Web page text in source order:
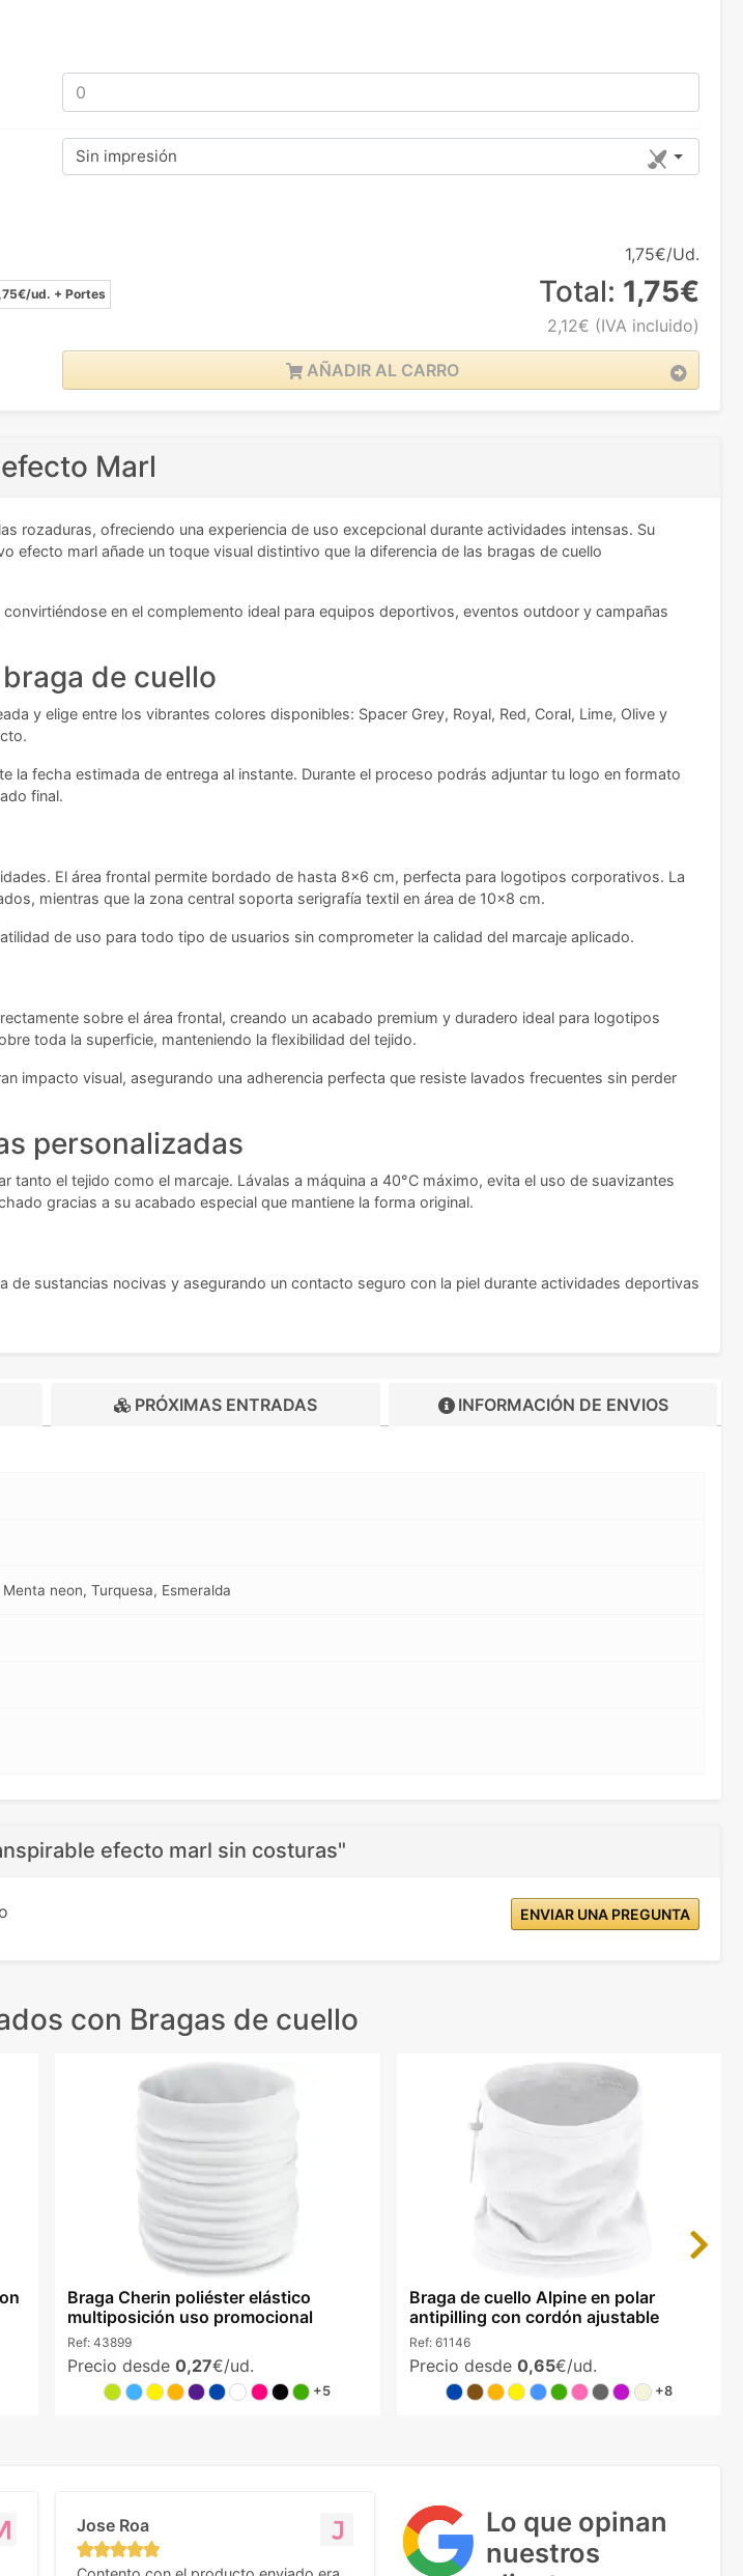
Sin impresión
ud. + Portes
1,75€/Ud.
Total: 1,75€
2,12€ (IVA incluido)
AÑADIR AL CARRO
Marl
rozaduras, ofreciendo una experiencia de uso excepcional durante actividades intensas. Su
efecto marl añade un toque visual distintivo que la diferencia de las bragas de cuello
en el complemento ideal para equipos deportivos, eventos outdoor y campañas
de cuello
y elige entre los vibrantes colores disponibles: Spacer Grey, Royal, Red, Coral, Lime, Olive y
fecha estimada de entrega al instante. Durante el proceso podrás adjuntar tu logo en formato
final.
El área frontal permite bordado de hasta 8x6 cm, perfecta para logotipos corporativos. La
mientras que la zona central soporta serigrafía textil en área de 10x8 cm.
de uso para todo tipo de usuarios sin comprometer la calidad del marcaje aplicado.
sobre el área frontal, creando un acabado premium y duradero ideal para logotipos
toda la superficie, manteniendo la flexibilidad del tejido.
impacto visual, asegurando una adherencia perfecta que resiste lavados frecuentes sin perder
personalizadas
el tejido como el marcaje. Lávalas a máquina a 40°C máximo, evita el uso de suavizantes
gracias a su acabado especial que mantiene la forma original.
de sustancias nocivas y asegurando un contacto seguro con la piel durante actividades deportivas
PRÓXIMAS ENTRADAS INFORMACIÓN DE ENVIOS
neon, Turquesa, Esmeralda
efecto marl sin costuras"
ENVIAR UNA PREGUNTA
con Bragas de cuello
Braga Cherin poliéster elástico
multiposición uso promocional
Ref: 43899
Precio desde 0,27€/ud.
+5
Braga de cuello Alpine en polar
antipilling con cordón ajustable
Ref: 61146
Precio desde 0,65€/ud.
+8
Next
Lo que opinan
nuestros
Jose Roa